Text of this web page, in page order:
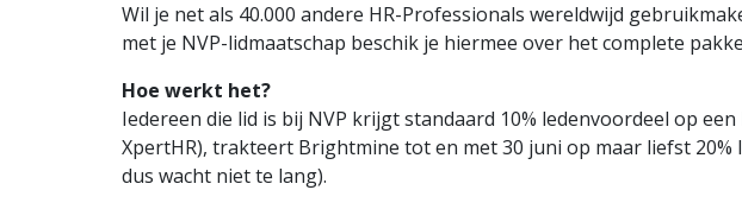
Wil je net als 40.000 andere HR-Professionals wereldwijd
met je NVP-lidmaatschap beschik je hiermee over het complete
Hoe werkt het?
Iedereen die lid is bij NVP krijgt standaard 10% ledenvoordeel op
XpertHR), trakteert Brightmine tot en met 30 juni op maar liefst
dus wacht niet te lang).